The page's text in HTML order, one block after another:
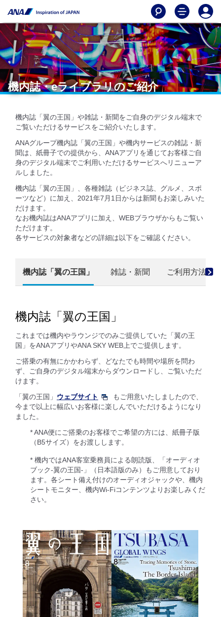
機内誌・eライブラリのご紹介
機内誌「翼の王国」や雑誌・新聞をご自身のデジタル端末で
ご覧いただけるサービスをご紹介いたします。
ANAグループ機内誌「翼の王国」や機内サービスの雑誌・新
聞は、紙冊子での提供から、ANAアプリを通じてお客様ご自
身のデジタル端末でご利用いただけるサービスへリニューア
ルしました。
機内誌「翼の王国」、各種雑誌（ビジネス誌、グルメ、スポ
ーツなど）に加え、2021年7月1日からは新聞もお楽しみいた
だけます。
なお機内誌はANAアプリに加え、WEBブラウザからもご覧い
ただけます。
各サービスの対象者などの詳細は以下をご確認ください。
機内誌「翼の王国」 雑誌・新聞 ご利用方法
機内誌「翼の王国」
これまでは機内やラウンジでのみご提供していた「翼の王
国」をANAアプリやANA SKY WEB上でご提供します。
ご搭乗の有無にかかわらず、どなたでも時間や場所を問わ
ず、ご自身のデジタル端末からダウンロードし、ご覧いただ
けます。
「翼の王国」 ウェブサイト
もご用意いたしましたので、
今まで以上に幅広いお客様に楽しんでいただけるようになり
ました。
* ANA便にご搭乗のお客様でご希望の方には、紙冊子版
（B5サイズ）をお渡しします。
* 機内ではANA客室乗務員による朗読版、「オーディオ
ブック-翼の王国-」（日本語版のみ）もご用意しており
ます。各シート備え付けのオーディオジャックや、機内
シートモニター、機内Wi-Fiコンテンツよりお楽しみくだ
さい。